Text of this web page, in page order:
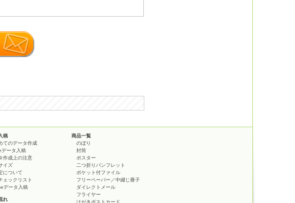
稿
てのデータ作成
データ入稿
作成上の注意
イズ
について
ェックリスト
データ入稿
れ
商品一覧
のぼり
封筒
ポスター
二つ折りパンフレット
ポケット付ファイル
フリーペーパー／中綴じ冊子
ダイレクトメール
フライヤー
はがきポストカード